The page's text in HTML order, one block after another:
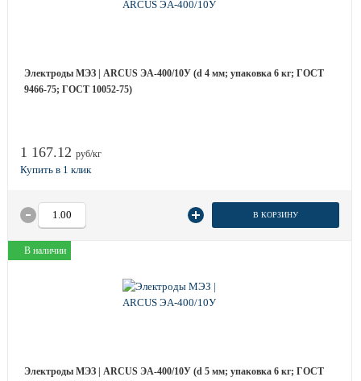
Электроды МЭЗ | ARCUS ЭА-400/10У (d 4 мм; упаковка 6 кг; ГОСТ
9466-75; ГОСТ 10052-75)
1 167.12 руб/кг
В КОРЗИНУ
В наличии
Электроды МЭЗ | ARCUS ЭА-400/10У (d 5 мм; упаковка 6 кг; ГОСТ